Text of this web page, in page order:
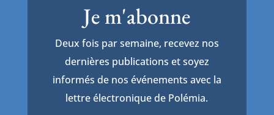
Je m'abonne
Deux fois par semaine, recevez nos
dernières publications et soyez
informés de nos événements avec la
lettre électronique de Polémia.